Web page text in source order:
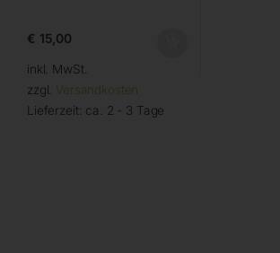
€ 15,00
inkl. MwSt.
zzgl. Versandkosten
Lieferzeit: ca. 2 - 3 Tage